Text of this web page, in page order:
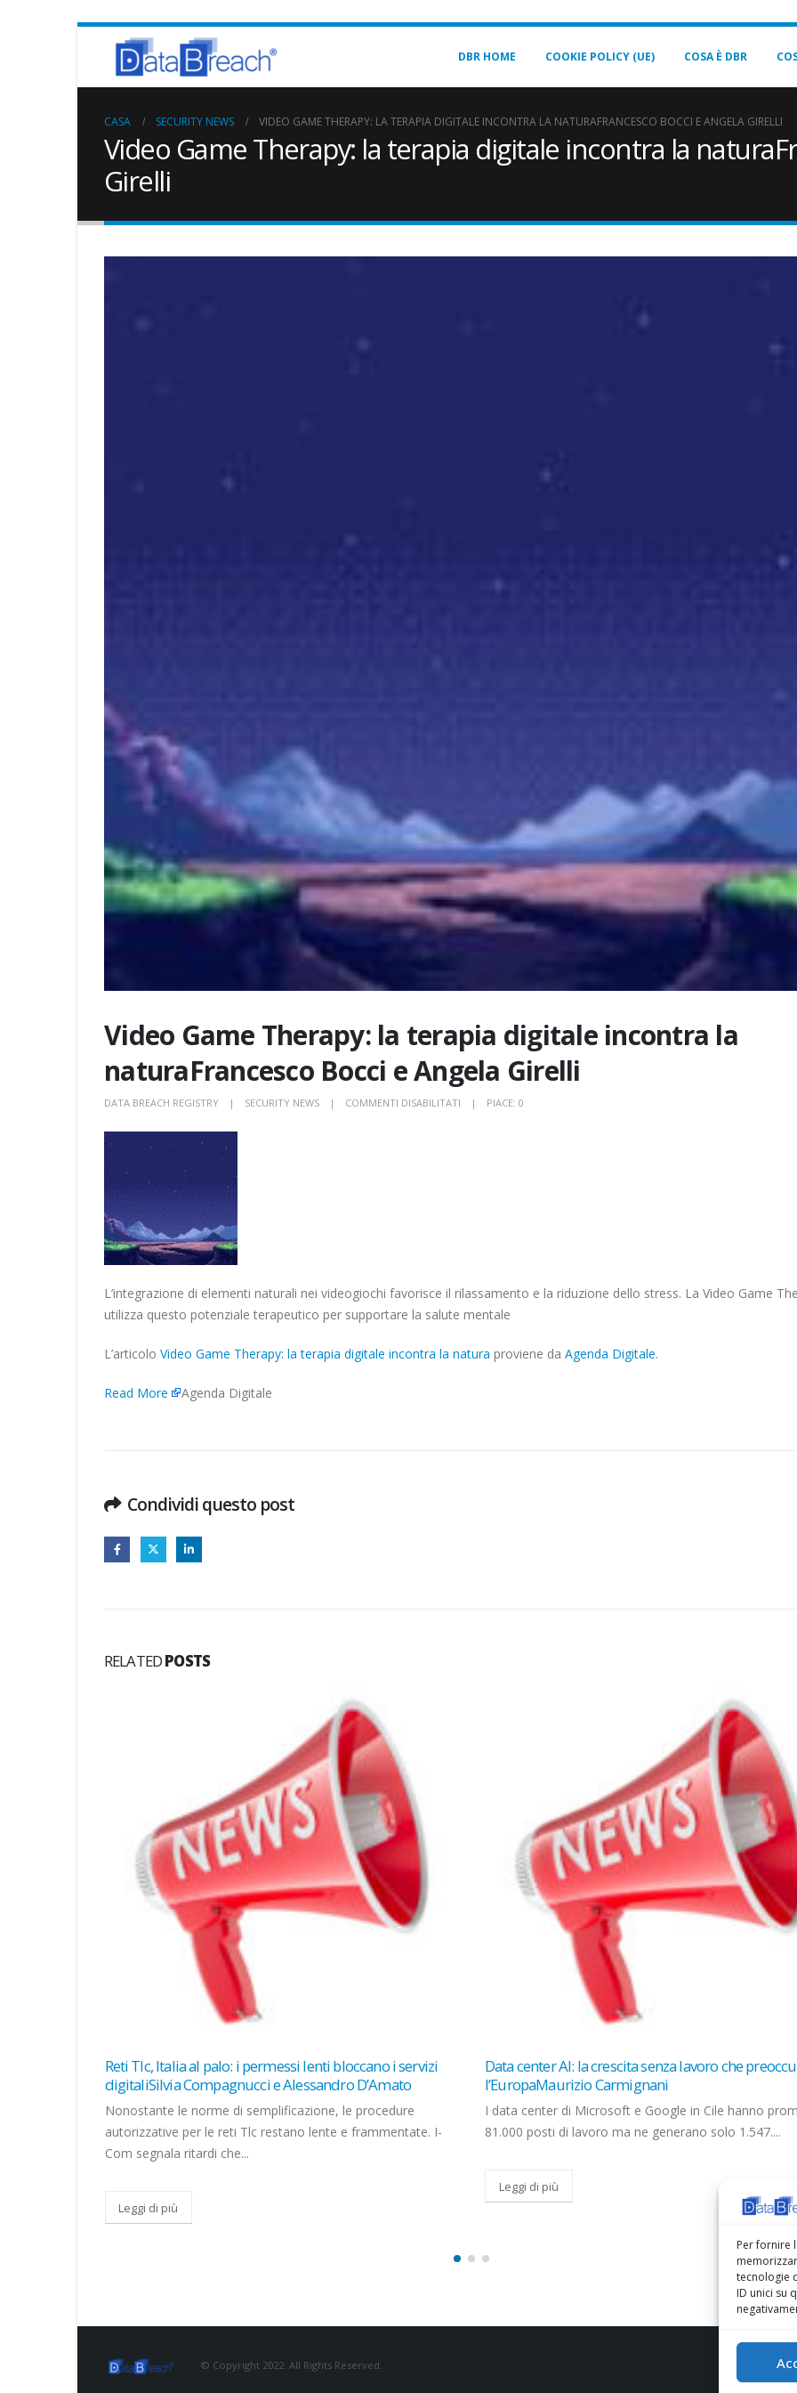
Per fornire
tecnologie
ID unici su
DBR HOME COOKIE POLICY (UE) COSA È DBR
CASA SECURITY NEWS VIDEO GAME THERAPY: LA TERAPIA DIGITALE INCONTRA LA NATURAFRANCESCO BOCCI E ANGELA GIRELLI
Video Game Therapy: la terapia digitale incontra la
Girelli
Video Game Therapy: la terapia digitale incontra la
naturaFrancesco Bocci e Angela Girelli
DATA BREACH REGISTRY SECURITY NEWS COMMENTI DISABILITATI
NATURAFRANCESCO
BOCCI
ANGELA
PIACE: 0
L’integrazione di elementi naturali nei videogiochi favorisce il rilassamento e la riduzione dello stress. La Video Game
utilizza questo potenziale terapeutico per supportare la salute mentale
L’articolo Video Game Therapy: la terapia digitale incontra la natura proviene da Agenda Digitale.
Read More Agenda Digitale
Condividi questo post
RELATEDPOSTS
Data center AI: la crescita senza lavoro che preoccupa
l’EuropaMaurizio Carmignani
I data center di Microsoft e Google in Cile hanno promesso
81.000 posti di lavoro ma ne generano solo 1.547....
5G Fwa standalone, Eolo si affida a Mavenir: “È fra
infrastrutture più innovative al mondo” CorCom
[[{“value”:” Cantarelli: “Ci spingiamo oltre i limiti finora
conosciuti utilizzando le migliori tecnologie basate sul
Leggi di più
© Copyright 2022. All Rights Reserved.